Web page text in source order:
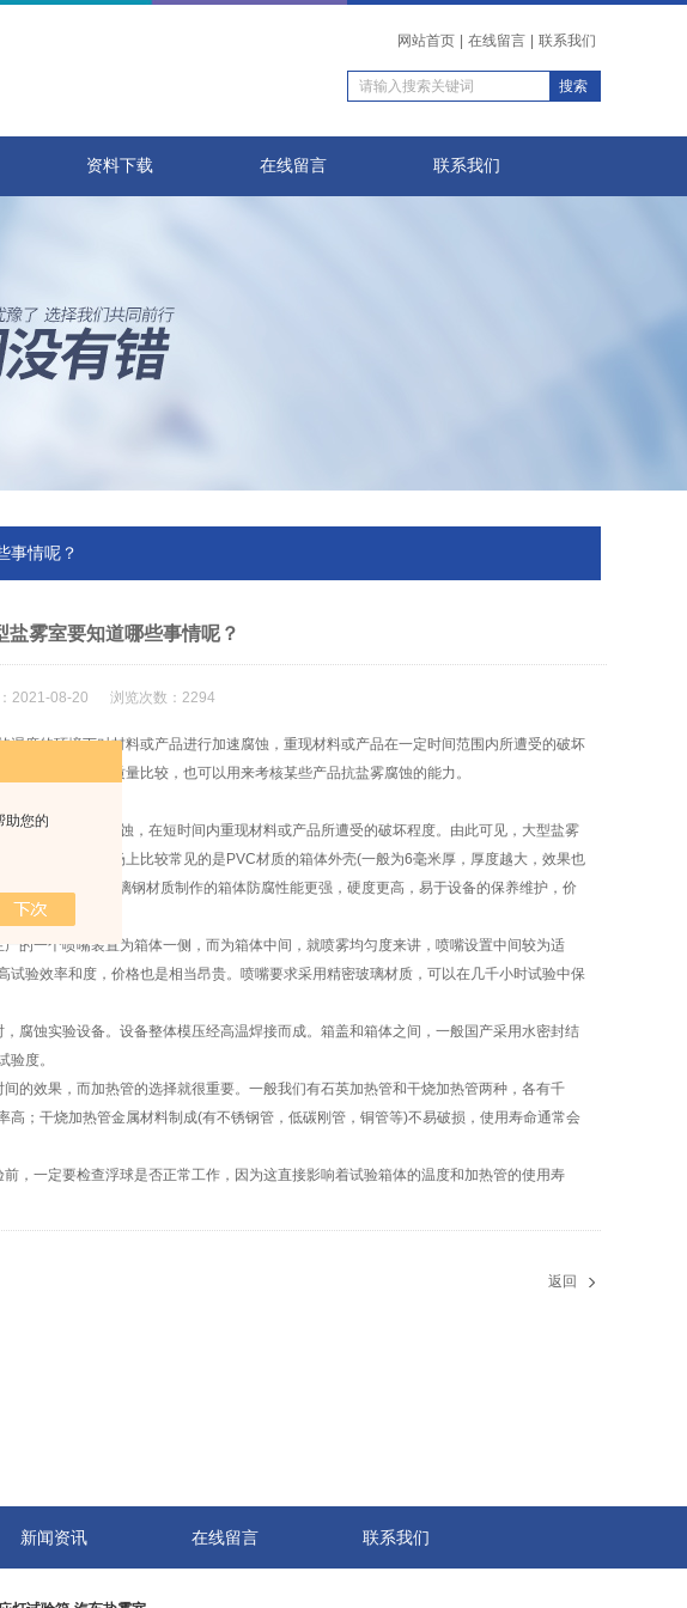
助您的
网站首页 在线留言 联系我们
资料下载 在线留言 联系我们
事情呢？
盐雾室要知道哪些事情呢？
2021-08-20 浏览次数：2294
湿度的环境下对材料或产品进行加速腐蚀，重现材料或产品在一定时间范围内所遭受的破坏
防护层的工艺质量比较，也可以用来考核某些产品抗盐雾腐蚀的能力。
品进行加速腐蚀，在短时间内重现材料或产品所遭受的破坏程度。由此可见，大型盐雾
因素。一般市场上比较常见的是PVC材质的箱体外壳(一般为6毫米厚，厚度越大，效果也
果，同时，以玻璃钢材质制作的箱体防腐性能更强，硬度更高，易于设备的保养维护，价
的一个喷嘴装置为箱体一侧，而为箱体中间，就喷雾均匀度来讲，喷嘴设置中间较为适
验效率和度，价格也是相当昂贵。喷嘴要求采用精密玻璃材质，可以在几千小时试验中保
蚀实验设备。设备整体模压经高温焊接而成。箱盖和箱体之间，一般国产采用水密封结
度。
效果，而加热管的选择就很重要。一般我们有石英加热管和干烧加热管两种，各有千
；干烧加热管金属材料制成(有不锈钢管，低碳刚管，铜管等)不易破损，使用寿命通常会
一定要检查浮球是否正常工作，因为这直接影响着试验箱体的温度和加热管的使用寿
返回
新闻资讯 在线留言 联系我们